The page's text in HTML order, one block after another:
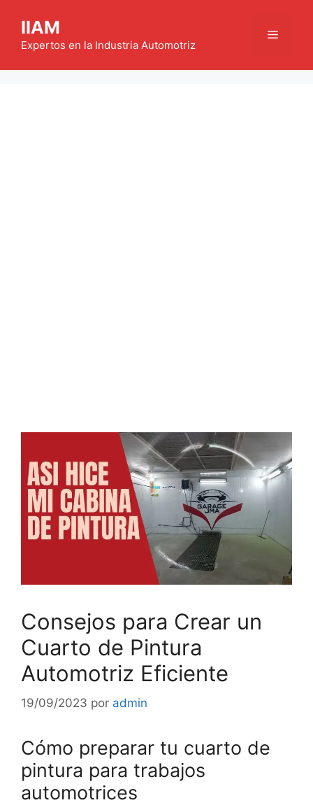
contenido
IIAM
Expertos en la Industria Automotriz
Menú
Consejos para Crear un
Cuarto de Pintura
Automotriz Eficiente
19/09/2023 por admin
Cómo preparar tu cuarto de
pintura para trabajos
automotrices